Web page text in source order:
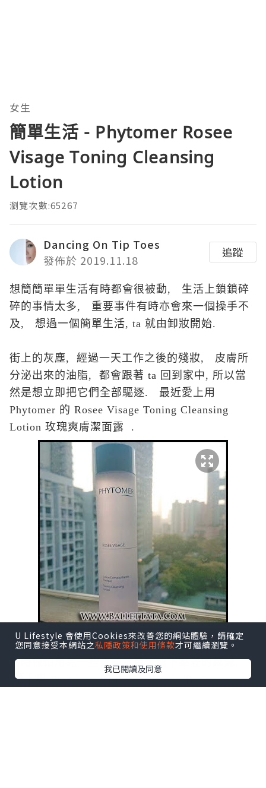
女生
簡單生活 - Phytomer Rosee
Visage Toning Cleansing
Lotion
瀏覽次數:65267
Dancing On Tip Toes
發佈於 2019.11.18
追蹤
想簡簡單單生活有時都會很被動, 生活上鎖鎖碎
碎的事情太多, 重要事件有時亦會來一個操手不
及, 想過一個簡單生活, ta 就由卸妝開始.
街上的灰塵, 經過一天工作之後的殘妝, 皮膚所
分泌出來的油脂, 都會跟著 ta 回到家中, 所以當
然是想立即把它們全部驅逐. 最近愛上用
Phytomer 的 Rosee Visage Toning Cleansing
Lotion 玫瑰爽膚潔面露 .
有時很怕用完一些爽膚水用後留下黏笠的感覺,
愛上用 Phytomer 的 Rosee Visage Toning
U Lifestyle 會使用Cookies來改善您的網站體驗，請確定
您同意接受本網站之私隱政策和使用條款才可繼續瀏覽。
我已閱讀及同意